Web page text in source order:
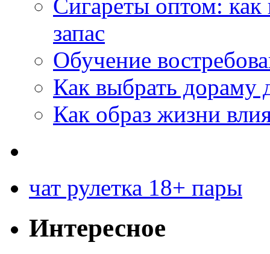
Сигареты оптом:
запас
Обучение
Как выбрать дораму
Как образ жизни
чат рулетка 18+ пары
Интересное